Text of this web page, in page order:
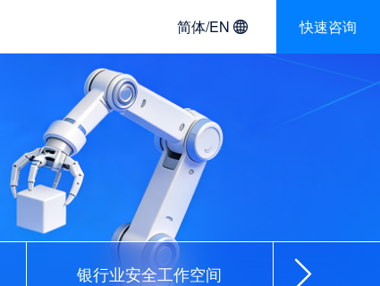
简体/EN 快速咨询
银行业安全工作空间